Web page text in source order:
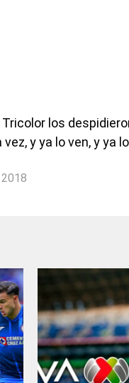
los
y ya lo ven, y ya
2018